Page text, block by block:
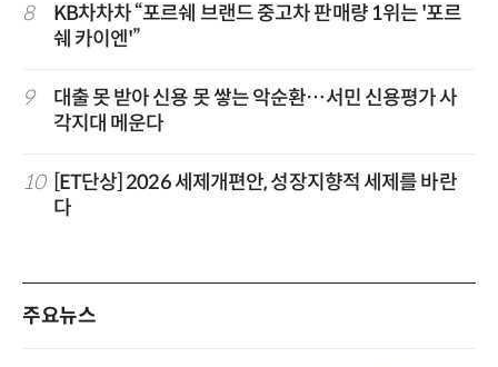
8
KB차차차 “포르쉐 브랜드 중고차 판매량 1위는 '포르
쉐 카이엔'”
9
대출 못 받아 신용 못 쌓는 악순환…서민 신용평가 사
각지대 메운다
10
[ET단상] 2026 세제개편안, 성장지향적 세제를 바란
다
주요뉴스